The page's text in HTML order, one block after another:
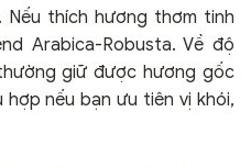
thích hương thơm tinh
Arabica-Robusta. Về độ
giữ được hương gốc
hợp nếu bạn ưu tiên vị khói,